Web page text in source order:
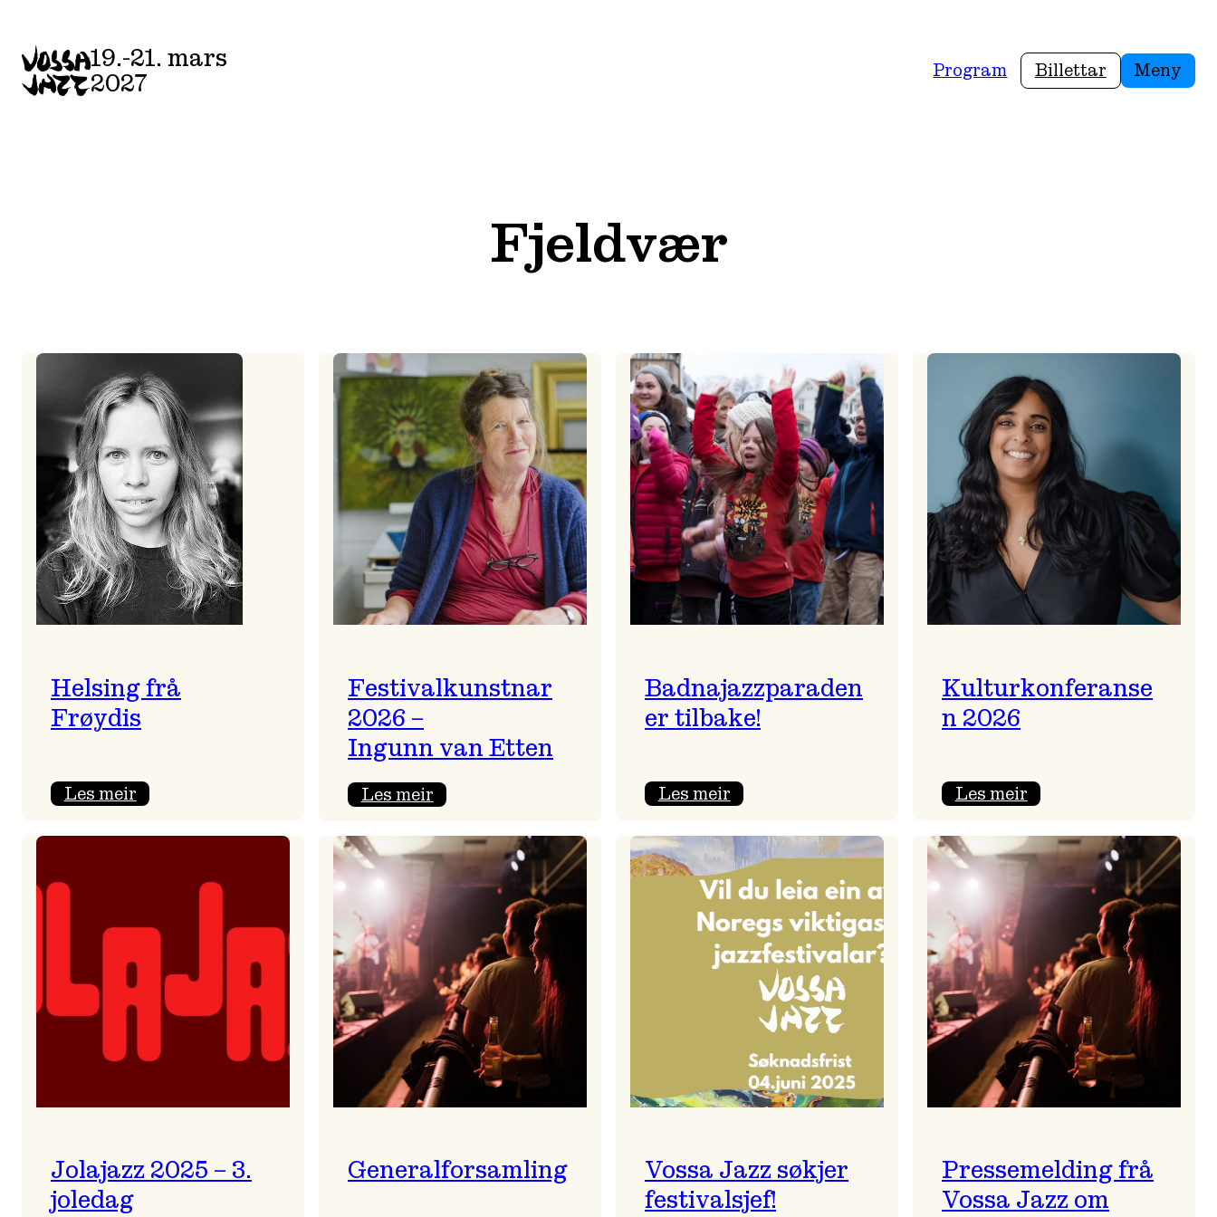
content
19.-21. mars
2027
Program Billettar Meny
Fjeldvær
Helsing frå
Frøydis
Les meir:
frå
Festivalkunstnar
2026 –
Ingunn van Etten
Les meir:
2026
–
Ingunn van Etten
Badnajazzparaden
er tilbake!
Les meir:
er
tilbake!
Kulturkonferanse
n 2026
Les meir:
2026
Jolajazz 2025 – 3.
joledag
Generalforsamling
Vossa Jazz søkjer
festivalsjef!
Pressemelding frå
Vossa Jazz om